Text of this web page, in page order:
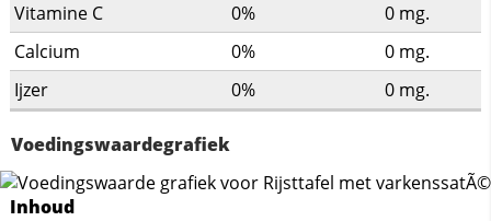
Vitamine C 0% 0 mg.
Calcium
0% 0 mg.
Ijzer
0% 0 mg.
Voedingswaardegrafiek
Inhoud